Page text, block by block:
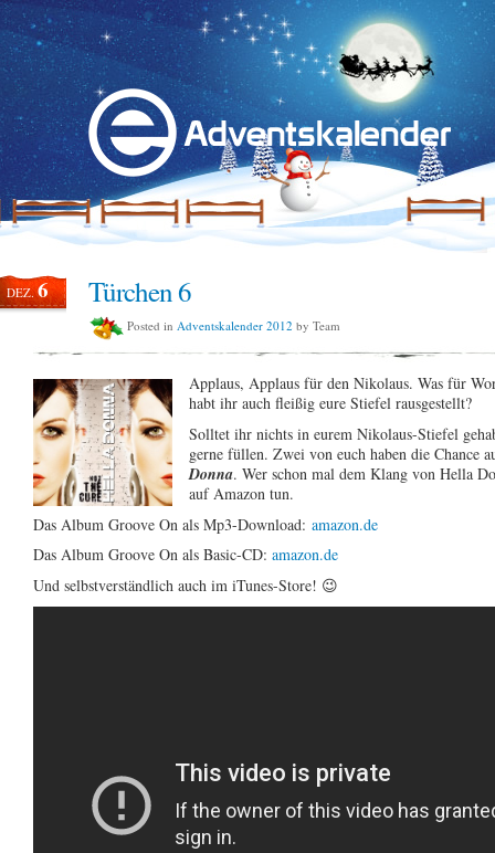
DEZ.6 Türchen 6
Posted in Adventskalender 2012 by Team
Applaus, Applaus für den Nikolaus. Was für
habt ihr auch fleißig eure Stiefel rausgestellt?
Solltet ihr nichts in eurem Nikolaus-Stiefel
gerne füllen. Zwei von euch haben die Chance
Donna. Wer schon mal dem Klang von Hella
auf Amazon tun.
Das Album Groove On als Mp3-Download: amazon.de
Das Album Groove On als Basic-CD: amazon.de
Und selbstverständlich auch im iTunes-Store! 😉